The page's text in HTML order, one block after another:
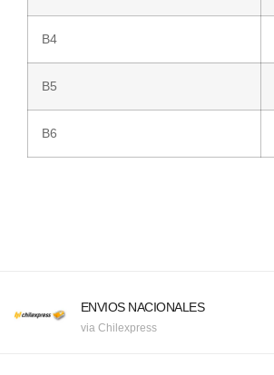
B4
B5
B6
ENVIOS NACIONALES
via Chilexpress